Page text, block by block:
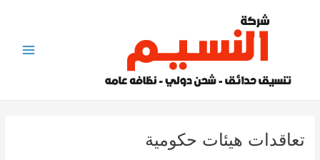
تعاقدات هيئات حكومية